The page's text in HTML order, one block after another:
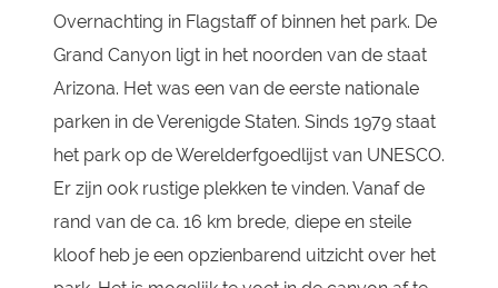
Overnachting in Flagstaff of binnen het park. De
Grand Canyon ligt in het noorden van de staat
Arizona. Het was een van de eerste nationale
parken in de Verenigde Staten. Sinds 1979 staat
het park op de Werelderfgoedlijst van UNESCO.
Er zijn ook rustige plekken te vinden. Vanaf de
rand van de ca. 16 km brede, diepe en steile
kloof heb je een opzienbarend uitzicht over het